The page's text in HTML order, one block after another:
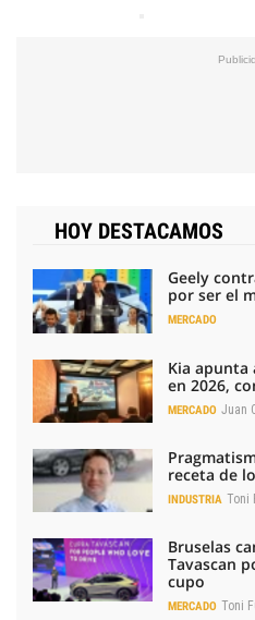
HOY DESTACAMOS
Geely
por ser el
MERCADO
Kia apunta
en 2026,
MERCADO Juan
receta de
INDUSTRIA Toni
Bruselas
Tavascan
cupo
MERCADO Toni